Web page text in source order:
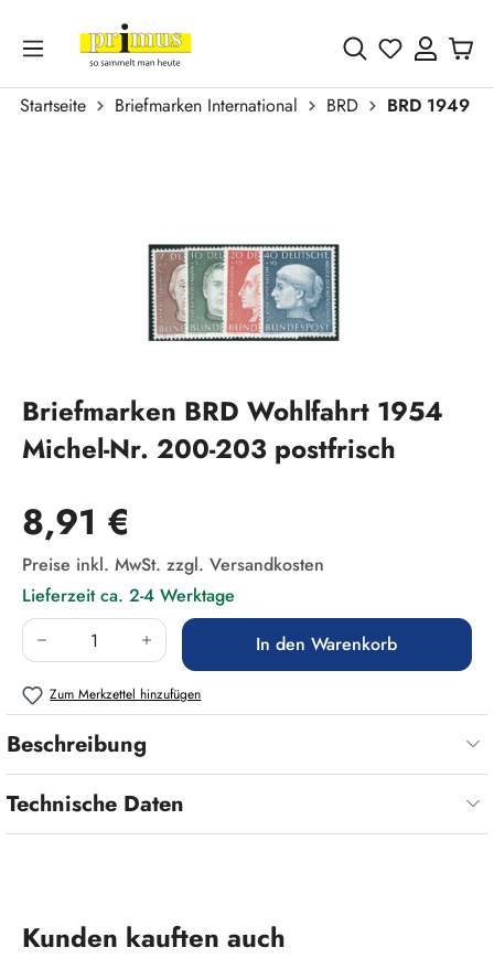
Zum Hauptinhalt springen
Du hast 0
Startseite Briefmarken International BRD
BRD 1949 -
Briefmarken BRD Wohlfahrt 1954
Michel-Nr. 200-203 postfrisch
Regulärer Preis:
8,91 €
Preise inkl. MwSt. zzgl. Versandkosten
Lieferzeit ca. 2-4 Werktage
Produkt Anzahl: Gib den gewünschten Wert
In den Warenkorb
Zum Merkzettel hinzufügen
Beschreibung
Technische Daten
Produktgalerie überspringen
Kunden kauften auch